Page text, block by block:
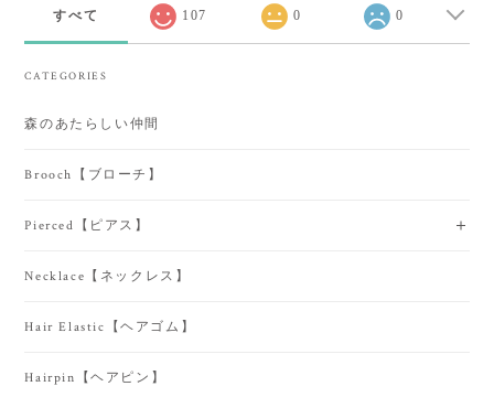
すべて 107 0 0
CATEGORIES
森のあたらしい仲間
Brooch【ブローチ】
Pierced【ピアス】
Necklace【ネックレス】
Hair Elastic【ヘアゴム】
Hairpin【ヘアピン】